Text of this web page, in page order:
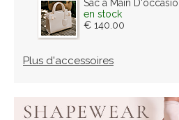
Sac à Main
en stock
€ 140.00
Plus d'accessoires